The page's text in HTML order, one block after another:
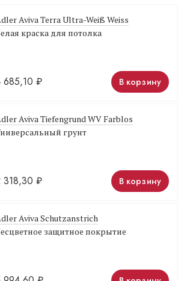
Aviva Terra Ultra-Weiß Weiss
краска для потолка
685,10 ₽ В корзину
Aviva Tiefengrund WV Farblos
грунт
318,30 ₽ В корзину
Aviva Schutzanstrich
защитное покрытие